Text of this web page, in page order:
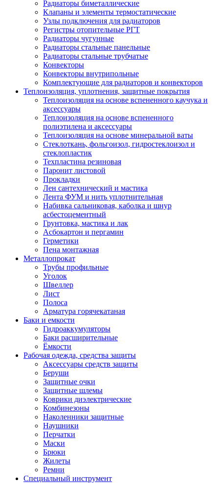
Радиаторы биметаллические
Клапаны и элементы термостатические
Узлы подключения для радиаторов
Регистры отопительные РГТ
Радиаторы чугунные
Радиаторы стальные панельные
Радиаторы стальные трубчатые
Конвекторы
Конвекторы внутрипольные
Комплектующие для радиаторов и конвекторов
Теплоизоляция, уплотнения, защитные покрытия
Теплоизоляция на основе вспененного каучука и
аксессуары
Теплоизоляция на основе вспененного
полиэтилена и аксессуары
Теплоизоляция на основе минеральной ваты
Стеклоткань, фольгоизол, гидростеклоизол и
стеклопластик
Техпластина резиновая
Паронит листовой
Прокладки
Лен сантехнический и мастика
Лента ФУМ и нить уплотнительная
Набивка сальниковая, каболка и шнур
асбестоцементный
Грунтовка, мастика и лак
Асбокартон и пергамин
Герметики
Пена монтажная
Металлопрокат
Трубы профильные
Уголок
Швеллер
Лист
Полоса
Арматура горячекатаная
Баки и емкости
Гидроаккумуляторы
Баки расширительные
Ёмкости
Рабочая одежда, средства защиты
Аксессуары средств защиты
Беруши
Защитные очки
Защитные шлемы
Коврики диэлектрические
Комбинезоны
Наколенники защитные
Наушники
Перчатки
Маски
Брюки
Жилеты
Ремни
Специальный инструмент